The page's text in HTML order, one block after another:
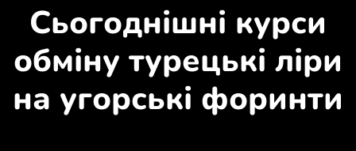
Сьогоднішні курси
обміну турецькі ліри
на угорські форинти